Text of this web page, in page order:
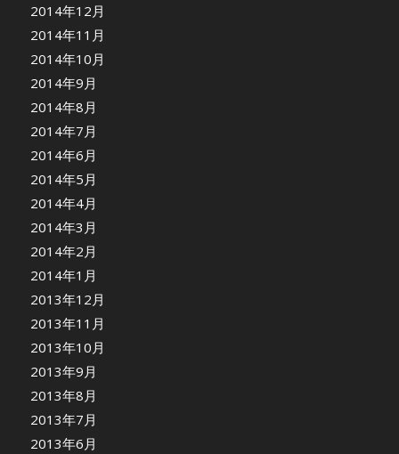
2014年12月
2014年11月
2014年10月
2014年9月
2014年8月
2014年7月
2014年6月
2014年5月
2014年4月
2014年3月
2014年2月
2014年1月
2013年12月
2013年11月
2013年10月
2013年9月
2013年8月
2013年7月
2013年6月